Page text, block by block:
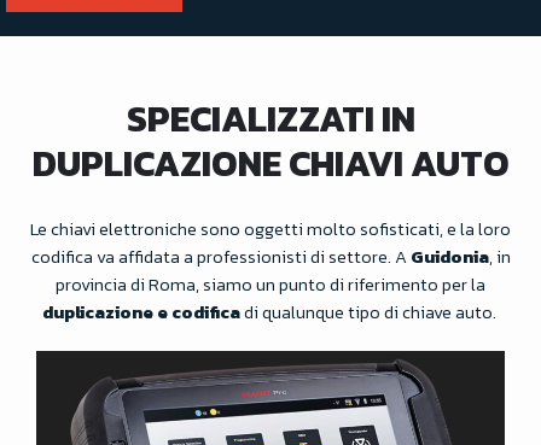
SPECIALIZZATI IN
DUPLICAZIONE CHIAVI AUTO
Le chiavi elettroniche sono oggetti molto sofisticati, e la loro
codifica va affidata a professionisti di settore. A Guidonia, in
provincia di Roma, siamo un punto di riferimento per la
duplicazione e codificadi qualunque tipo di chiave auto.